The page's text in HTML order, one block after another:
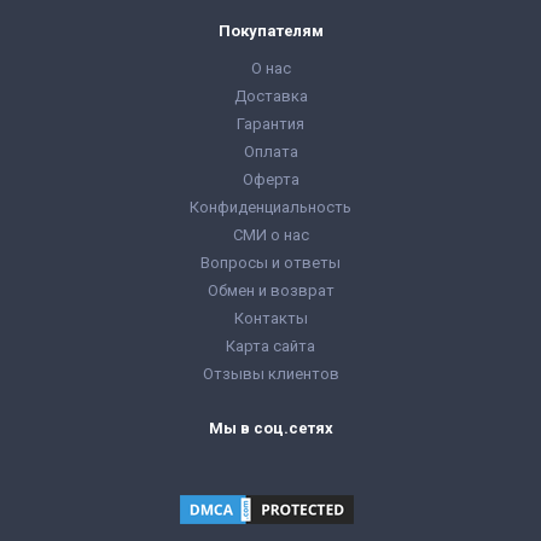
Покупателям
О нас
Доставка
Гарантия
Оплата
Оферта
Конфиденциальность
СМИ о нас
Вопросы и ответы
Обмен и возврат
Контакты
Карта сайта
Отзывы клиентов
Мы в соц.сетях